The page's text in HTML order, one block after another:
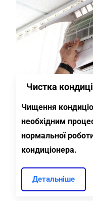
Чистка
Чищення
необхідним
нормальної
кондиціонера.
Детальніше